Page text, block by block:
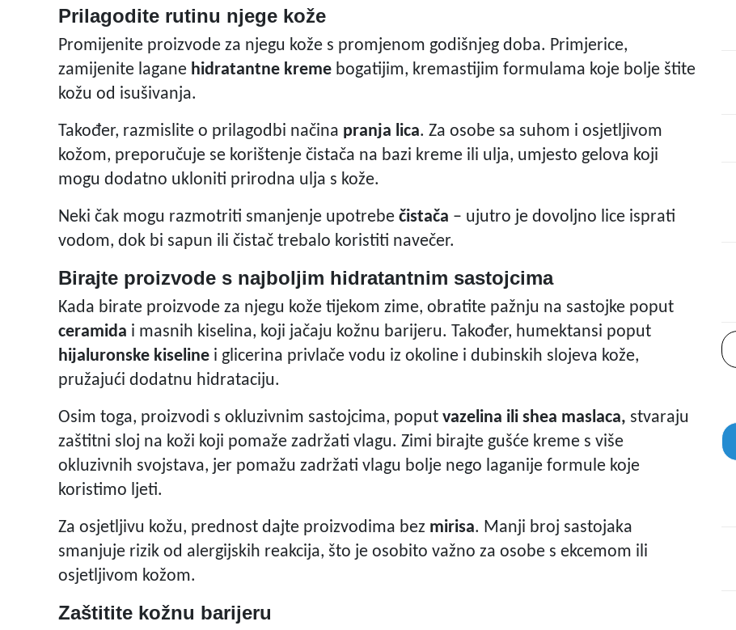
Prilagodite rutinu njege kože
Promijenite proizvode za njegu kože s promjenom godišnjeg doba. Primjerice,
zamijenite lagane hidratantne kreme bogatijim, kremastijim formulama koje bolje štite
kožu od isušivanja.
Također, razmislite o prilagodbi načina pranja lica. Za osobe sa suhom i osjetljivom
kožom, preporučuje se korištenje čistača na bazi kreme ili ulja, umjesto gelova koji
mogu dodatno ukloniti prirodna ulja s kože.
Neki čak mogu razmotriti smanjenje upotrebe čistača – ujutro je dovoljno lice isprati
vodom, dok bi sapun ili čistač trebalo koristiti navečer.
Birajte proizvode s najboljim hidratantnim sastojcima
Kada birate proizvode za njegu kože tijekom zime, obratite pažnju na sastojke poput
ceramida i masnih kiselina, koji jačaju kožnu barijeru. Također, humektansi poput
hijaluronske kiseline i glicerina privlače vodu iz okoline i dubinskih slojeva kože,
pružajući dodatnu hidrataciju.
Osim toga, proizvodi s okluzivnim sastojcima, poput vazelina ili shea maslaca, stvaraju
zaštitni sloj na koži koji pomaže zadržati vlagu. Zimi birajte gušće kreme s više
okluzivnih svojstava, jer pomažu zadržati vlagu bolje nego laganije formule koje
koristimo ljeti.
Za osjetljivu kožu, prednost dajte proizvodima bez mirisa. Manji broj sastojaka
smanjuje rizik od alergijskih reakcija, što je osobito važno za osobe s ekcemom ili
osjetljivom kožom.
Zaštitite kožnu barijeru